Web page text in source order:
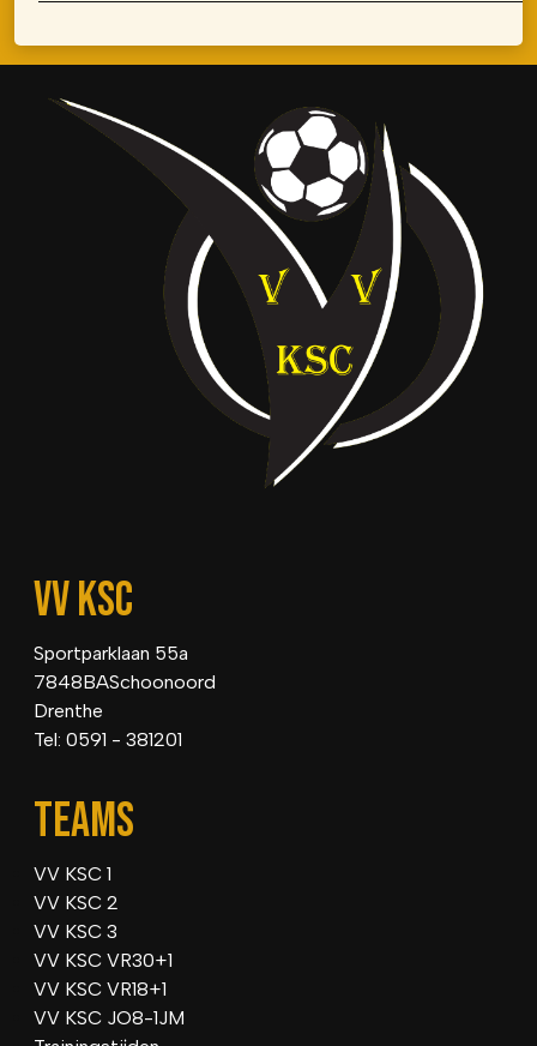
VV KSC
Sportparklaan 55a
7848BASchoonoord
Drenthe
Tel: 0591 - 381201
TEAMS
VV KSC 1
VV KSC 2
VV KSC 3
VV KSC VR30+1
VV KSC VR18+1
VV KSC JO8-1JM